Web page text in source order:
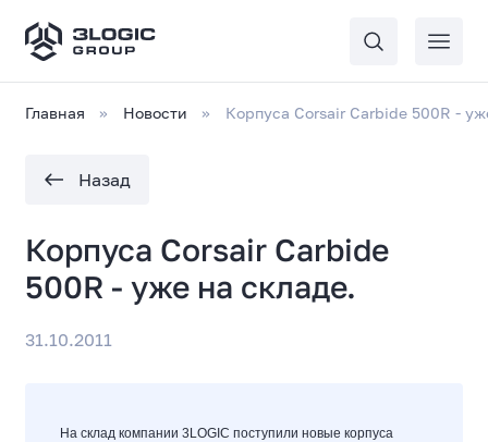
Главная Новости Корпуса Corsair Carbide 500R -
Назад
Корпуса Corsair Carbide
500R - уже на складе.
31.10.2011
На склад компании 3LOGIC поступили новые корпуса